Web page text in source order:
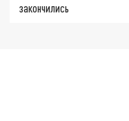
закончились